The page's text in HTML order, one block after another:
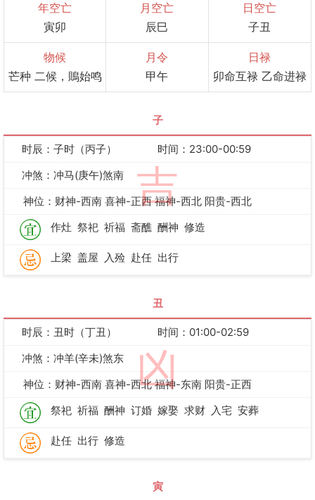
年空亡
寅卯
月空亡
辰巳
日空亡
子丑
物候
芒种 二候，鵙始鸣
月令
甲午
日禄
卯命互禄 乙命进禄
子
吉
时辰：子时（丙子）
时间：23:00-00:59
冲煞：冲马(庚午)煞南
神位：财神-西南 喜神-正西 福神-西北 阳贵-西北
作灶 祭祀 祈福 斋醮 酬神 修造
上梁 盖屋 入殓 赴任 出行
丑
凶
时辰：丑时（丁丑）
时间：01:00-02:59
冲煞：冲羊(辛未)煞东
神位：财神-西南 喜神-西北 福神-东南 阳贵-正西
祭祀 祈福 酬神 订婚 嫁娶 求财 入宅 安葬
赴任 出行 修造
寅